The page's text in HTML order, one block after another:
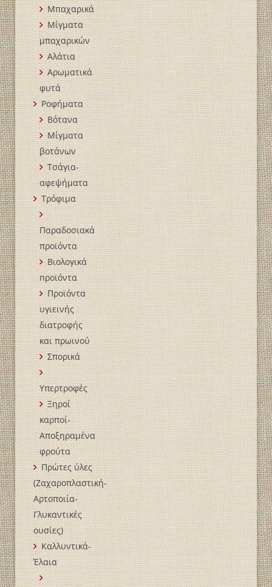
Μπαχαρικά
Mίγματα
μπαχαρικών
Αλάτια
Αρωματικά
φυτά
Ροφήματα
Βότανα
Μίγματα
βοτάνων
Τσάγια-
αφεψήματα
Τρόφιμα
Παραδοσιακά
προϊόντα
Βιολογικά
пροϊόντα
Προϊόντα
υγιεινής
διατροφής
και πρωινού
Σπορικά
Υπερτροφές
Ξηροί
καρποί-
Αποξηραμένα
φρούτα
Πρώτες ύλες
(Ζαχαροπλαστική-
Αρτοποιία-
Γλυκαντικές
ουσίες)
Καλλυντικά-
Έλαια